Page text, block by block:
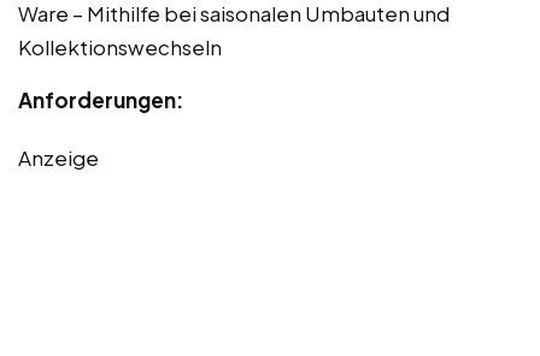
Ware – Mithilfe bei saisonalen Umbauten und
Kollektionswechseln
Anforderungen:
Anzeige